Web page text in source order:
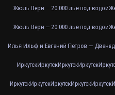
Жюль Верн — 20 000 лье под водой
Жюль Верн — 20 000 лье под водой
Илья Ильф и Евгений Петров —
ИркутскИркутскИркутскИркутск
ИркутскИркутскИркутскИркутскИркутск